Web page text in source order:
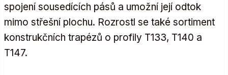
spojení sousedících pásů a umožní její odtok
mimo střešní plochu. Rozrostl se také sortiment
konstrukčních trapézů o profily T133, T140 a
T147.